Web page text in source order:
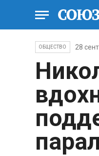
ОБЩЕСТВО 28